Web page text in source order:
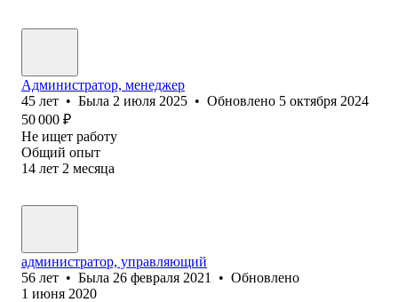
Администратор, менеджер
45 лет • Была 2 июля 2025 • Обновлено 5 октября 2024
50 000 ₽
Не ищет работу
Общий опыт
14 лет 2 месяца
администратор, управляющий
56 лет • Была 26 февраля 2021 • Обновлено
1 июня 2020